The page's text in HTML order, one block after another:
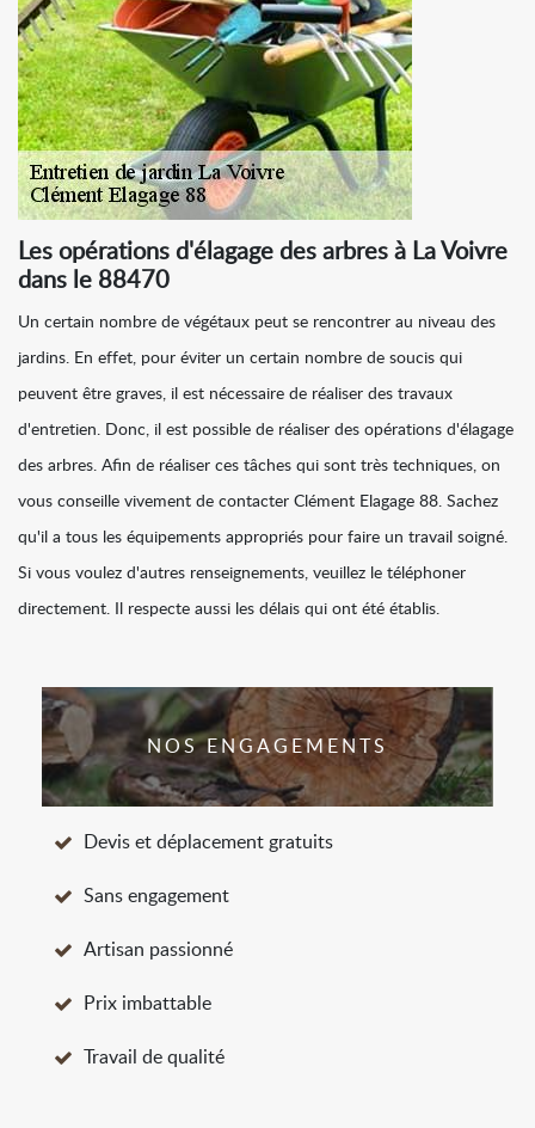
Les opérations d'élagage des arbres à La Voivre
dans le 88470
Un certain nombre de végétaux peut se rencontrer au niveau des
jardins. En effet, pour éviter un certain nombre de soucis qui
peuvent être graves, il est nécessaire de réaliser des travaux
d'entretien. Donc, il est possible de réaliser des opérations d'élagage
des arbres. Afin de réaliser ces tâches qui sont très techniques, on
vous conseille vivement de contacter Clément Elagage 88. Sachez
qu'il a tous les équipements appropriés pour faire un travail soigné.
Si vous voulez d'autres renseignements, veuillez le téléphoner
directement. Il respecte aussi les délais qui ont été établis.
NOS ENGAGEMENTS
Devis et déplacement gratuits
Sans engagement
Artisan passionné
Prix imbattable
Travail de qualité